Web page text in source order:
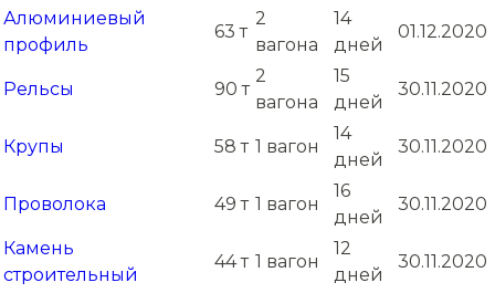
Алюминиевый
профиль
63 т
2
вагона
14
дней
01.12.2020
Рельсы 90 т
2
вагона
15
дней
30.11.2020
Крупы 58 т 1 вагон
14
дней
30.11.2020
Проволока 49 т 1 вагон
16
дней
30.11.2020
Камень
строительный
44 т 1 вагон
12
дней
30.11.2020